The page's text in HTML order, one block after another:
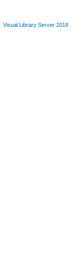
Visual Library Server 2018